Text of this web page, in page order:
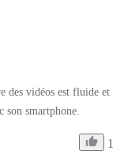
des vidéos est fluide et
smartphone.
1